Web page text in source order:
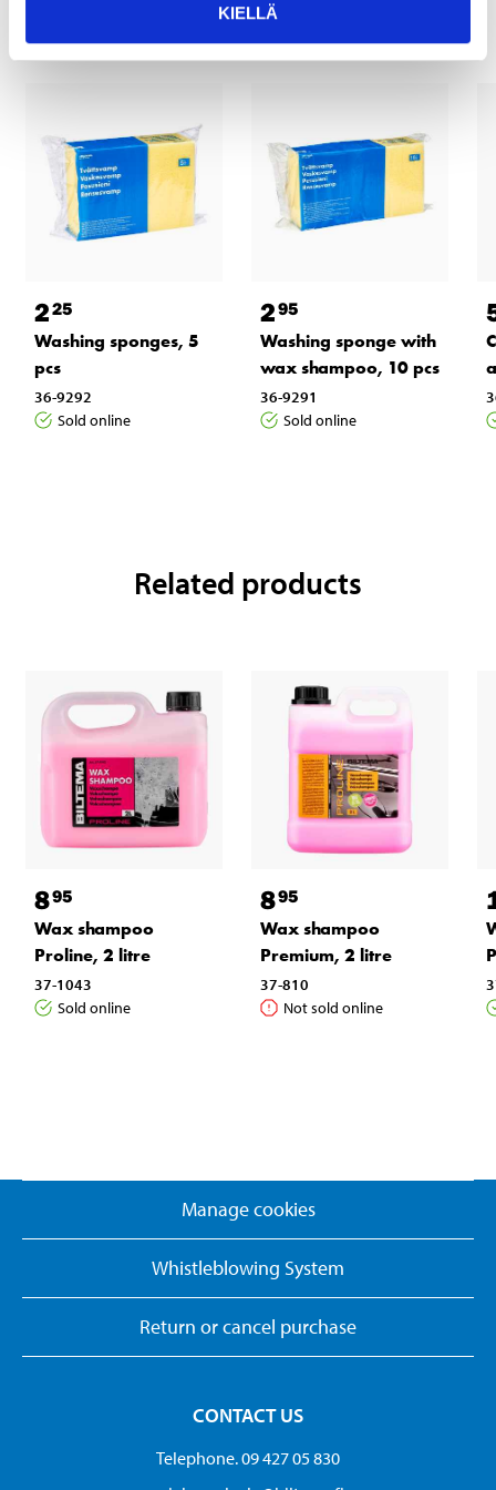
KIELLÄ
225
Washing sponges, 5
pcs
36-9292
Sold online
295
Washing sponge with
wax shampoo, 10 pcs
36-9291
Sold online
Related products
895
Wax shampoo
Proline, 2 litre
37-1043
Sold online
895
Wax shampoo
Premium, 2 litre
37-810
Not sold online
Manage cookies
Whistleblowing System
Return or cancel purchase
CONTACT US
Telephone. 09 427 05 830